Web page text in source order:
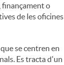
finançament o
de les oficines
se centren en
Es tracta d'un